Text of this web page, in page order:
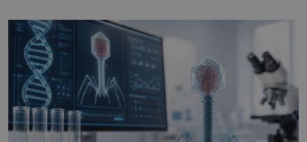
Antikythéry je dnes považován za nejstarší známý
analogový počítač na světě. Přesto ani po více než sto
letech výzkumu